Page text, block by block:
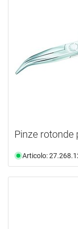
Pinze rotonde
Articolo: